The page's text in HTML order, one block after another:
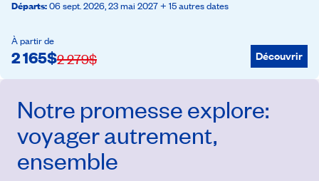
Départs:06 sept. 2026,23 mai 2027+ 15 autres dates
À partir de
2 279$
2 165$ Découvrir
Notre promesseexplore:
voyager autrement,
ensemble